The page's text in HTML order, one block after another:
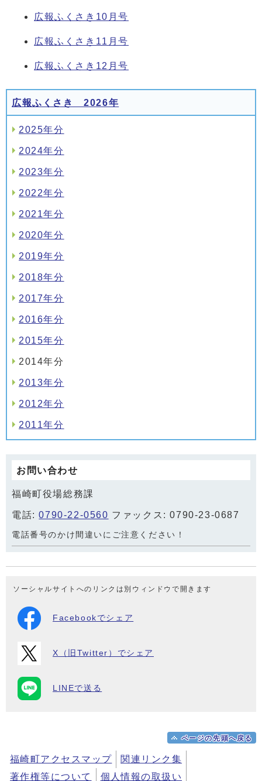
広報ふくさき10月号
広報ふくさき11月号
広報ふくさき12月号
広報ふくさき 2026年
2025年分
2024年分
2023年分
2022年分
2021年分
2020年分
2019年分
2018年分
2017年分
2016年分
2015年分
2014年分
2013年分
2012年分
2011年分
お問い合わせ
福崎町役場総務課
電話:0790-22-0560 ファックス: 0790-23-0687
電話番号のかけ間違いにご注意ください！
ソーシャルサイトへのリンクは別ウィンドウで開きます
Facebookでシェア
X（旧Twitter）でシェア
LINEで送る
ページの先頭へ戻る
福崎町アクセスマップ
関連リンク集
著作権等について
個人情報の取扱い